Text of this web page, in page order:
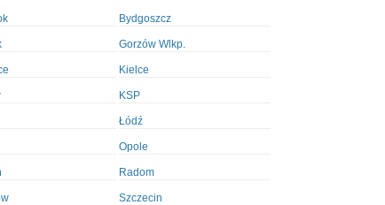
Bydgoszcz
Gorzów Wlkp.
Kielce
KSP
Łódź
Opole
Radom
Szczecin